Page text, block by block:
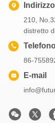
Indirizzo
210,
distretto
86-
E-mail